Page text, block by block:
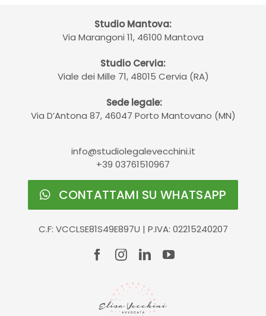
Studio Mantova:
Via Marangoni 11, 46100 Mantova
Studio Cervia:
Viale dei Mille 71, 48015 Cervia (RA)
Sede legale:
Via D’Antona 87, 46047 Porto Mantovano (MN)
info@studiolegalevecchini.it
+39 03761510967
CONTATTAMI SU WHATSAPP
C.F: VCCLSE81S49E897U | P.IVA: 02215240207